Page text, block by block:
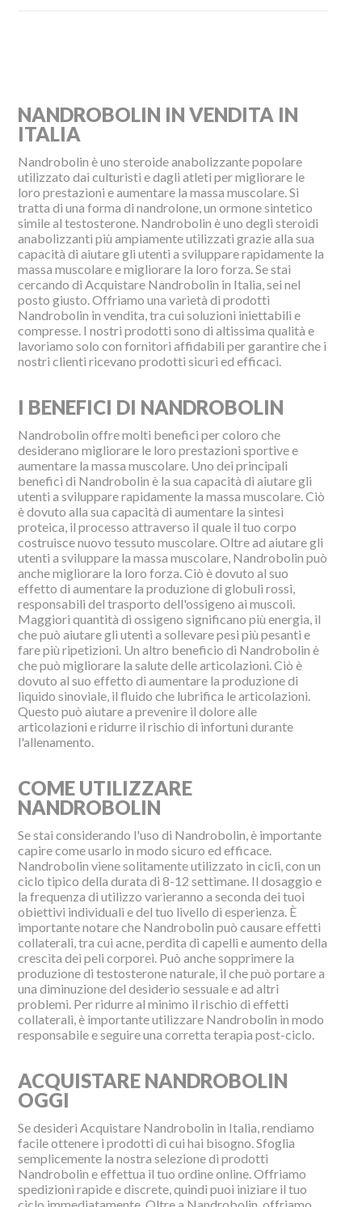
NANDROBOLIN IN VENDITA IN
ITALIA
Nandrobolin è uno steroide anabolizzante popolare
utilizzato dai culturisti e dagli atleti per migliorare le
loro prestazioni e aumentare la massa muscolare. Si
tratta di una forma di nandrolone, un ormone sintetico
simile al testosterone. Nandrobolin è uno degli steroidi
anabolizzanti più ampiamente utilizzati grazie alla sua
capacità di aiutare gli utenti a sviluppare rapidamente la
massa muscolare e migliorare la loro forza. Se stai
cercando di Acquistare Nandrobolin in Italia, sei nel
posto giusto. Offriamo una varietà di prodotti
Nandrobolin in vendita, tra cui soluzioni iniettabili e
compresse. I nostri prodotti sono di altissima qualità e
lavoriamo solo con fornitori affidabili per garantire che i
nostri clienti ricevano prodotti sicuri ed efficaci.
I BENEFICI DI NANDROBOLIN
Nandrobolin offre molti benefici per coloro che
desiderano migliorare le loro prestazioni sportive e
aumentare la massa muscolare. Uno dei principali
benefici di Nandrobolin è la sua capacità di aiutare gli
utenti a sviluppare rapidamente la massa muscolare. Ciò
è dovuto alla sua capacità di aumentare la sintesi
proteica, il processo attraverso il quale il tuo corpo
costruisce nuovo tessuto muscolare. Oltre ad aiutare gli
utenti a sviluppare la massa muscolare, Nandrobolin può
anche migliorare la loro forza. Ciò è dovuto al suo
effetto di aumentare la produzione di globuli rossi,
responsabili del trasporto dell'ossigeno ai muscoli.
Maggiori quantità di ossigeno significano più energia, il
che può aiutare gli utenti a sollevare pesi più pesanti e
fare più ripetizioni. Un altro beneficio di Nandrobolin è
che può migliorare la salute delle articolazioni. Ciò è
dovuto al suo effetto di aumentare la produzione di
liquido sinoviale, il fluido che lubrifica le articolazioni.
Questo può aiutare a prevenire il dolore alle
articolazioni e ridurre il rischio di infortuni durante
l'allenamento.
COME UTILIZZARE
NANDROBOLIN
Se stai considerando l'uso di Nandrobolin, è importante
capire come usarlo in modo sicuro ed efficace.
Nandrobolin viene solitamente utilizzato in cicli, con un
ciclo tipico della durata di 8-12 settimane. Il dosaggio e
la frequenza di utilizzo varieranno a seconda dei tuoi
obiettivi individuali e del tuo livello di esperienza. È
importante notare che Nandrobolin può causare effetti
collaterali, tra cui acne, perdita di capelli e aumento della
crescita dei peli corporei. Può anche sopprimere la
produzione di testosterone naturale, il che può portare a
una diminuzione del desiderio sessuale e ad altri
problemi. Per ridurre al minimo il rischio di effetti
collaterali, è importante utilizzare Nandrobolin in modo
responsabile e seguire una corretta terapia post-ciclo.
ACQUISTARE NANDROBOLIN
OGGI
Se desideri Acquistare Nandrobolin in Italia, rendiamo
facile ottenere i prodotti di cui hai bisogno. Sfoglia
semplicemente la nostra selezione di prodotti
Nandrobolin e effettua il tuo ordine online. Offriamo
spedizioni rapide e discrete, quindi puoi iniziare il tuo
ciclo immediatamente. Oltre a Nandrobolin, offriamo